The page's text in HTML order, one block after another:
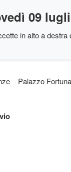
09
in alto a destra
Palazzo Fortuna